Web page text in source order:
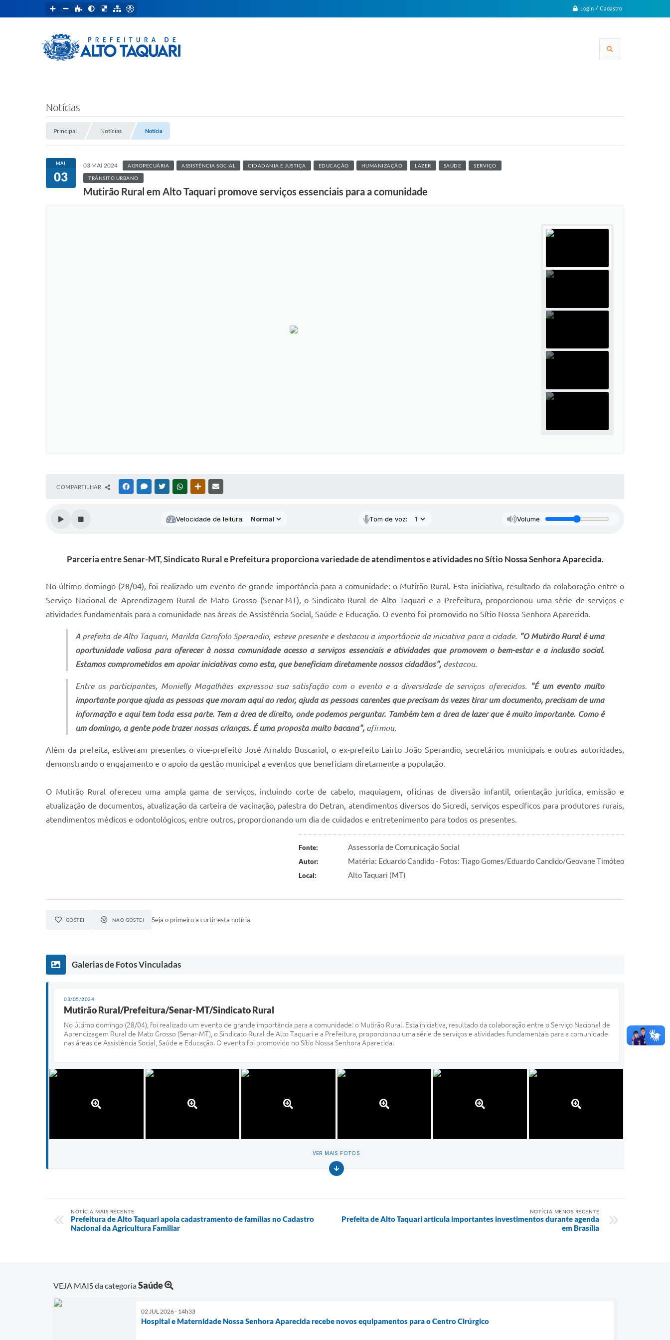
Login / Cadastro
Notícias
Principal Notícias Notícia
MAI
03
03 MAI 2024 AGROPECUÁRIA ASSISTÊNCIA SOCIAL CIDADANIA E JUSTIÇA EDUCAÇÃO HUMANIZAÇÃO LAZER SAÚDE SERVIÇO
TRÂNSITO URBANO
Mutirão Rural em Alto Taquari promove serviços essenciais para a comunidade
COMPARTILHAR FACEBOOKMESSENGER
TWITTERWHATSAPPOUTRAS MÍDIAS
Velocidade de leitura: Tom de voz: Volume
Parceria entre Senar-MT, Sindicato Rural e Prefeitura proporciona variedade de atendimentos e atividades no Sítio Nossa Senhora Aparecida.
No último domingo (28/04), foi realizado um evento de grande importância para a comunidade: o Mutirão Rural. Esta iniciativa, resultado da colaboração entre o
Serviço Nacional de Aprendizagem Rural de Mato Grosso (Senar-MT), o Sindicato Rural de Alto Taquari e a Prefeitura, proporcionou uma série de serviços e
atividades fundamentais para a comunidade nas áreas de Assistência Social, Saúde e Educação. O evento foi promovido no Sítio Nossa Senhora Aparecida.
A prefeita de Alto Taquari, Marilda Garofolo Sperandio, esteve presente e destacou a importância da iniciativa para a cidade. "O Mutirão Rural é uma
oportunidade valiosa para oferecer à nossa comunidade acesso a serviços essenciais e atividades que promovem o bem-estar e a inclusão social.
Estamos comprometidos em apoiar iniciativas como esta, que beneficiam diretamente nossos cidadãos", destacou.
Entre os participantes, Monielly Magalhães expressou sua satisfação com o evento e a diversidade de serviços oferecidos.
"É um evento muito
importante porque ajuda as pessoas que moram aqui ao redor, ajuda as pessoas carentes que precisam às vezes tirar um documento, precisam de uma
informação e aqui tem toda essa parte. Tem a área de direito, onde podemos perguntar. Também tem a área de lazer que é muito importante. Como é
um domingo, a gente pode trazer nossas crianças. É uma proposta muito bacana", afirmou.
Além da prefeita, estiveram presentes o vice-prefeito José Arnaldo Buscariol, o ex-prefeito Lairto João Sperandio, secretários municipais e outras autoridades,
demonstrando o engajamento e o apoio da gestão municipal a eventos que beneficiam diretamente a população.
O Mutirão Rural ofereceu uma ampla gama de serviços, incluindo corte de cabelo, maquiagem, oficinas de diversão infantil, orientação jurídica, emissão e
atualização de documentos, atualização da carteira de vacinação, palestra do Detran, atendimentos diversos do Sicredi, serviços específicos para produtores rurais,
atendimentos médicos e odontológicos, entre outros, proporcionando um dia de cuidados e entretenimento para todos os presentes.
Fonte: Assessoria de Comunicação Social
Autor: Matéria: Eduardo Candido - Fotos: Tiago Gomes/Eduardo Candido/Geovane Timóteo
Local: Alto Taquari (MT)
GOSTEI NÃO GOSTEI Seja o primeiro a curtir esta notícia.
Galerias de Fotos Vinculadas
03/05/2024
Mutirão Rural/Prefeitura/Senar-MT/Sindicato Rural
No último domingo (28/04), foi realizado um evento de grande importância para a comunidade: o Mutirão Rural. Esta iniciativa, resultado da colaboração entre o Serviço Nacional de
Aprendizagem Rural de Mato Grosso (Senar-MT), o Sindicato Rural de Alto Taquari e a Prefeitura, proporcionou uma série de serviços e atividades fundamentais para a comunidade
nas áreas de Assistência Social, Saúde e Educação. O evento foi promovido no Sítio Nossa Senhora Aparecida.
VER MAIS FOTOS
NOTÍCIA MAIS RECENTE
Prefeitura de Alto Taquari apoia cadastramento de famílias no Cadastro
Nacional da Agricultura Familiar
NOTÍCIA MENOS RECENTE
Prefeita de Alto Taquari articula importantes investimentos durante agenda
em Brasília
VEJA MAIS da categoriaSaúde
02 JUL 2026 - 14h33
Hospital e Maternidade Nossa Senhora Aparecida recebe novos equipamentos para o Centro Cirúrgico